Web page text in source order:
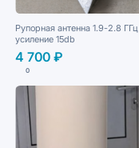
Рупорная антенна 1.9-2.8 ГГц
усиление 15db
4 700 ₽
0